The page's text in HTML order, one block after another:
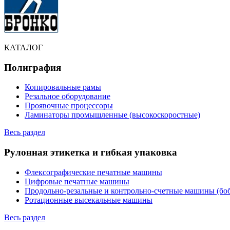
КАТАЛОГ
Полиграфия
Копировальные рамы
Резальное оборудование
Проявочные процессоры
Ламинаторы промышленные (высокоскоростные)
Весь раздел
Рулонная этикетка и гибкая упаковка
Флексографические печатные машины
Цифровые печатные машины
Продольно-резальные и контрольно-счетные машины
Ротационные высекальные машины
Весь раздел